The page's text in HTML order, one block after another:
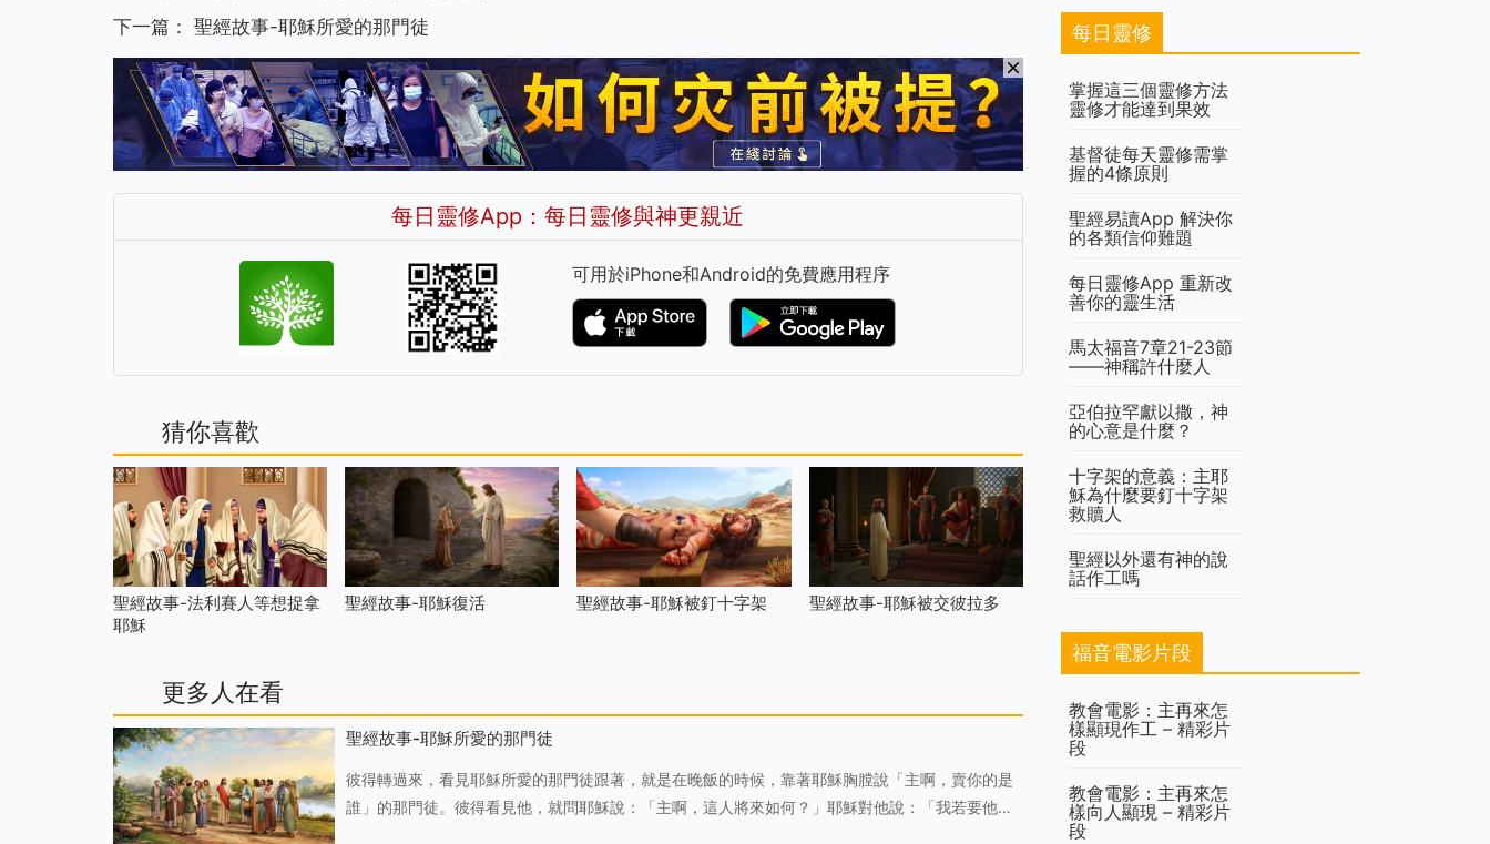
下一篇： 聖經故事-耶穌所愛的那門徒
每日靈修App：每日靈修與神更親近
可用於iPhone和Android的免費應用程序
猜你喜歡
聖經故事-法利賽人等想捉拿
耶穌
聖經故事-耶穌復活 聖經故事-耶穌被釘十字架 聖經故事-耶穌被交彼拉多
更多人在看
聖經故事-耶穌所愛的那門徒
彼得轉過來，看見耶穌所愛的那門徒跟著，就是在晚飯的時候，靠著耶穌胸膛說「主啊，賣你的是
誰」的那門徒。彼得看見他，就問耶穌說：「主啊，這人將來如何？」耶穌對他說：「我若要他等
每日靈修
掌握這三個靈修方法
靈修才能達到果效
基督徒每天靈修需掌
握的4條原則
聖經易讀App 解決你
的各類信仰難題
每日靈修App 重新改
善你的靈生活
馬太福音7章21-23節
——神稱許什麼人
亞伯拉罕獻以撒，神
的心意是什麼？
十字架的意義：主耶
穌為什麼要釘十字架
救贖人
聖經以外還有神的說
話作工嗎
福音電影片段
教會電影：主再來怎
樣顯現作工 – 精彩片
段
教會電影：主再來怎
樣向人顯現 – 精彩片
段